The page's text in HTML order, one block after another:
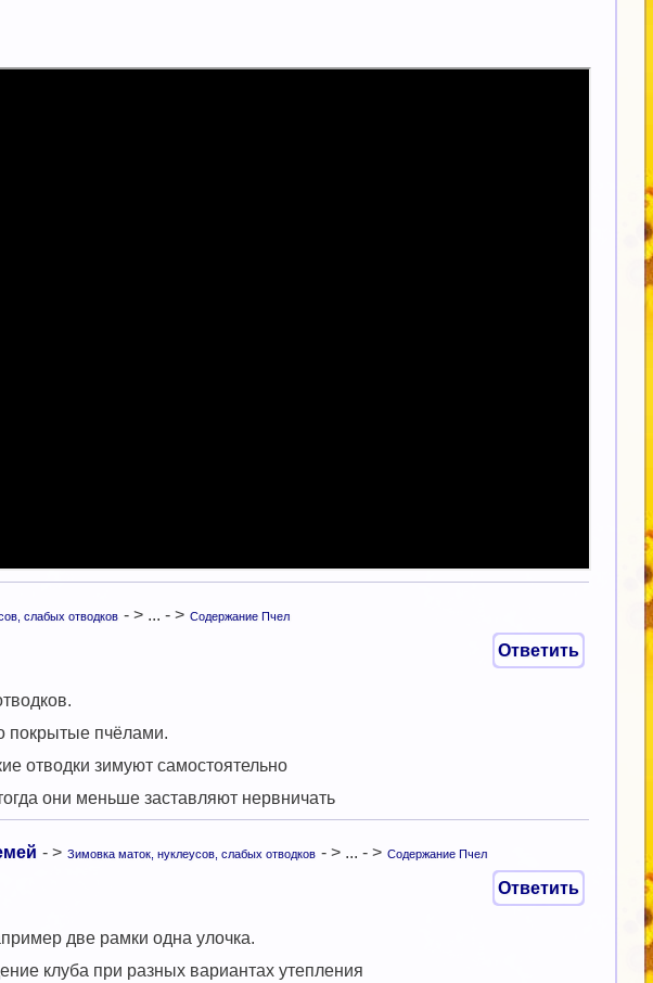
слабых отводков - > ... - > Содержание Пчел
Ответить
покрытые пчёлами.
отводки зимуют самостоятельно
они меньше заставляют нервничать
- > Зимовка маток, нуклеусов, слабых отводков - > ... - > Содержание Пчел
Ответить
две рамки одна улочка.
клуба при разных вариантах утепления